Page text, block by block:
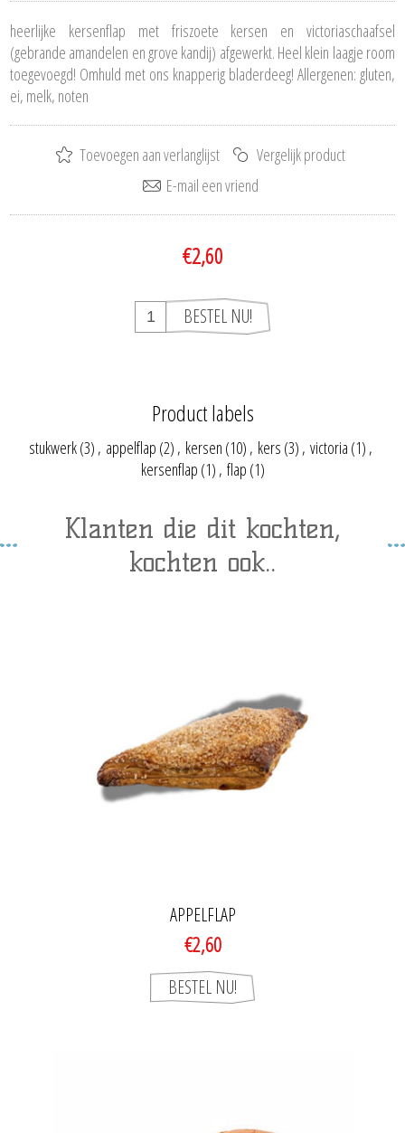
heerlijke kersenflap met friszoete kersen en victoriaschaafsel
(gebrande amandelen en grove kandij) afgewerkt. Heel klein laagje room
toegevoegd! Omhuld met ons knapperig bladerdeeg! Allergenen: gluten,
ei, melk, noten
€2,60
Product labels
stukwerk(3) , appelflap (2) , kersen (10) , kers (3) , victoria (1) ,
kersenflap (1) , flap (1)
Klanten die dit kochten,
kochten ook..
APPELFLAP
€2,60